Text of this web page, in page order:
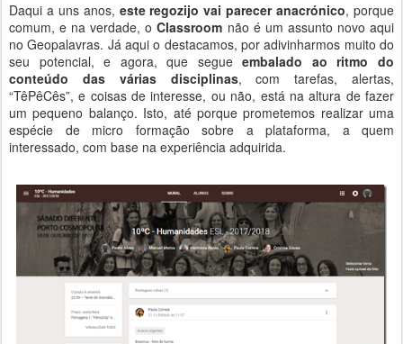
Daqui a uns anos, este regozijo vai parecer anacrónico, porque
comum, e na verdade, oClassroom não é um assunto novo aqui
no Geopalavras. Já aqui o destacamos, por adivinharmos muito do
seu potencial, e agora, que segueembalado ao ritmo do
conteúdo das várias disciplinas, com tarefas, alertas,
“TêPêCês”, e coisas de interesse, ou não, está na altura de fazer
um pequeno balanço. Isto, até porque prometemos realizar uma
espécie de micro formação sobre a plataforma, a quem
interessado, com base na experiência adquirida.